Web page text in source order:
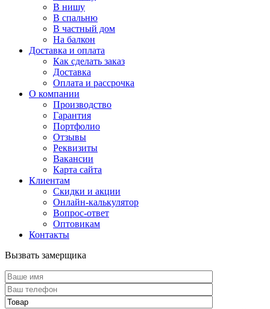
В нишу
В спальню
В частный дом
На балкон
Доставка и оплата
Как сделать заказ
Доставка
Оплата и рассрочка
О компании
Производство
Гарантия
Портфолио
Отзывы
Реквизиты
Вакансии
Карта сайта
Клиентам
Скидки и акции
Онлайн-калькулятор
Вопрос-ответ
Оптовикам
Контакты
Вызвать замерщика